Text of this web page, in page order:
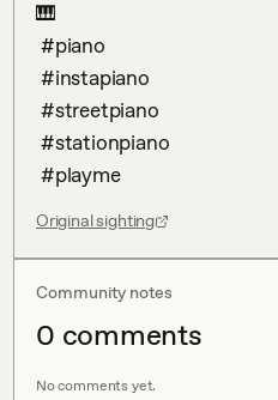
🎹
#playme
Original sighting
Community notes
0 comments
No comments yet.